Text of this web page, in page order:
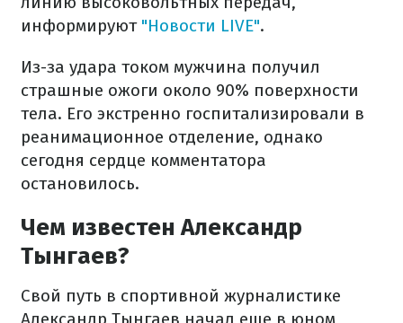
информируют "Новости LIVE".
Из-за удара током мужчина получил
страшные ожоги около 90% поверхности
тела. Его экстренно госпитализировали в
реанимационное отделение, однако
сегодня сердце комментатора
остановилось.
Чем известен Александр
Тынгаев?
Свой путь в спортивной журналистике